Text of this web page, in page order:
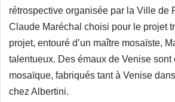
rétrospective organisée par la Ville de
Claude Maréchal choisi pour le projet
projet, entouré d’un maître mosaïste,
talentueux. Des émaux de Venise
mosaïque, fabriqués tant à Venise
chez Albertini.